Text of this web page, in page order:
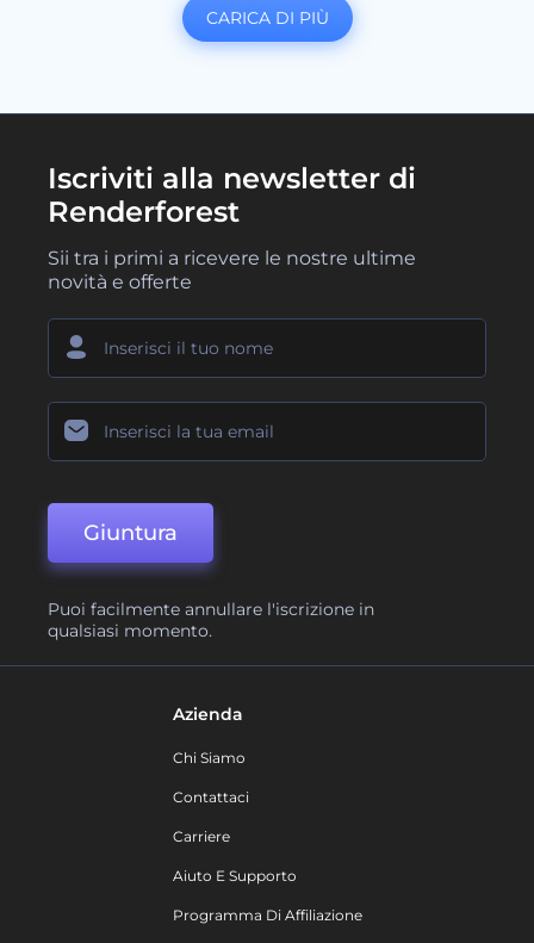
CARICA DI PIÙ
Iscriviti alla newsletter di
Renderforest
Sii tra i primi a ricevere le nostre ultime
novità e offerte
Giuntura
Puoi facilmente annullare l'iscrizione in
qualsiasi momento.
Azienda
Chi Siamo
Contattaci
Carriere
Aiuto E Supporto
Programma Di Affiliazione